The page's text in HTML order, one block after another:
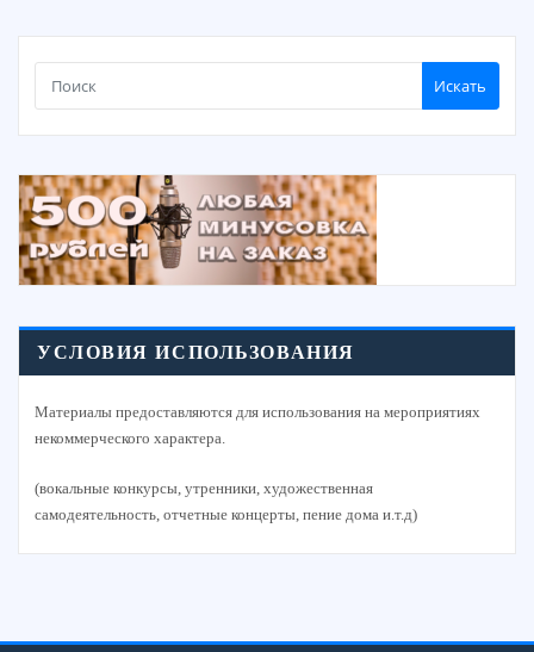
Искать
УСЛОВИЯ ИСПОЛЬЗОВАНИЯ
Материалы предоставляются для использования на мероприятиях
некоммерческого характера.
(вокальные конкурсы, утренники, художественная
самодеятельность, отчетные концерты, пение дома и.т.д)